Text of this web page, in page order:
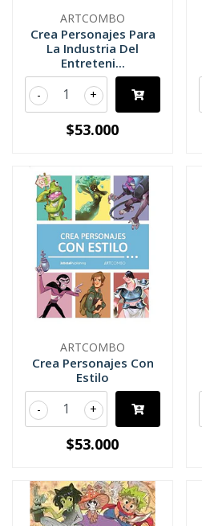
ARTCOMBO
Crea Personajes Para
La Industria Del
Entreteni...
+
-
$53.000
ARTCOMBO
Crea Personajes Con
Estilo
+
-
$53.000